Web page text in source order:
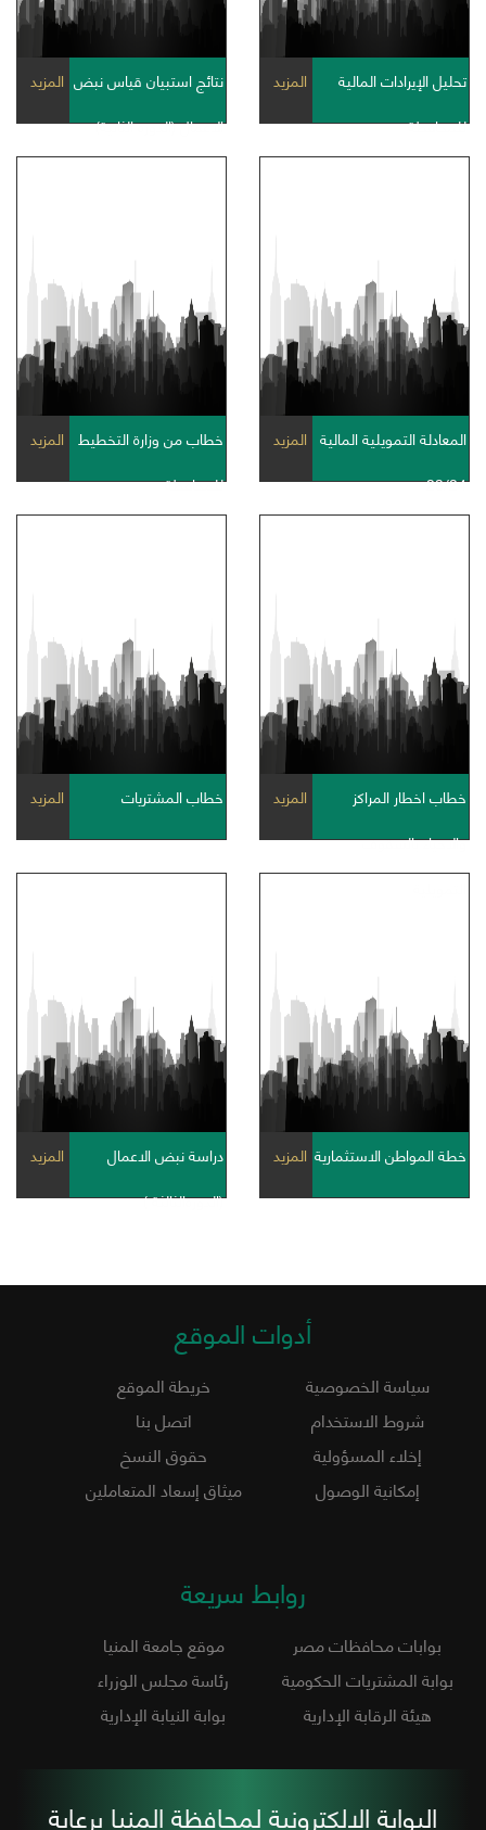
تحليل الإيرادات المالية
للمحافظة
المزيد
نتائج استبيان قياس نبض
الاعمال (الدورة الثانية)
المزيد
المعادلة التمويلية المالية
23/24
المزيد
خطاب من وزارة التخطيط
للمحافظة
المزيد
خطاب اخطار المراكز
والاحياء بالسقوف
المزيد خطاب المشتريات المزيد
خطة المواطن الاستثمارية المزيد
دراسة نبض الاعمال
(الدورةالثالثة )
المزيد
أدوات الموقع
سياسة الخصوصية
خريطة الموقع
شروط الاستخدام
اتصل بنا
إخلاء المسؤولية
حقوق النسخ
إمكانية الوصول
ميثاق إسعاد المتعاملين
روابط سريعة
بوابات محافظات مصر
موقع جامعة المنيا
بوابة المشتريات الحكومية
رئاسة مجلس الوزراء
هيئة الرقابة الإدارية
بوابة النيابة الإدارية
البوابة الإلكترونية لمحافظة المنيا برعاية